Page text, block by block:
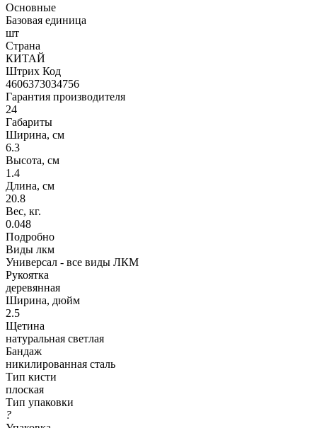
Основные
Базовая единица
шт
Страна
КИТАЙ
Штрих Код
4606373034756
Гарантия производителя
24
Габариты
Ширина, см
6.3
Высота, см
1.4
Длина, см
20.8
Вес, кг.
0.048
Подробно
Виды лкм
Универсал - все виды ЛКМ
Рукоятка
деревянная
Ширина, дюйм
2.5
Щетина
натуральная светлая
Бандаж
никилированная сталь
Тип кисти
плоская
Тип упаковки
?